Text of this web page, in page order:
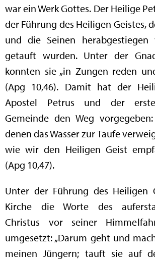
war ein Werk Gottes. Der Heilige
der Führung des Heiligen Geistes,
und die Seinen
getauft wurden. Unter der
konnten sie „in Zungen reden
(Apg 10,46). Damit hat der
Apostel Petrus und der
Gemeinde den Weg
denen das Wasser zur Taufe
wie wir den Heiligen Geist
(Apg 10,47).
Unter der Führung des Heiligen
Kirche die Worte des
Christus vor seiner
umgesetzt: „Darum geht und
meinen Jüngern; tauft sie auf